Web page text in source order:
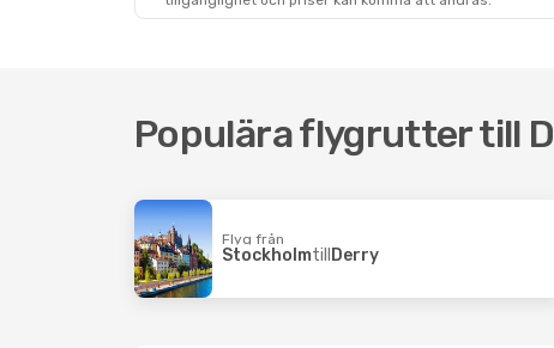
Populära flygrutter till
Flyg från
Stockholmtill Derry